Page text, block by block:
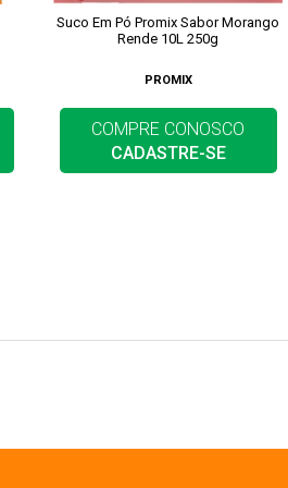
Suco Em Pó Promix Sabor Morango
Rende 10L 250g
PROMIX
COMPRE CONOSCO
CADASTRE-SE